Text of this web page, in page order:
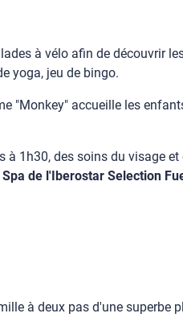
à vélo afin de découvrir
yoga, jeu de bingo.
accueille les
1h30, des soins du visage
de l'Iberostar Selection
à deux pas d'une superbe